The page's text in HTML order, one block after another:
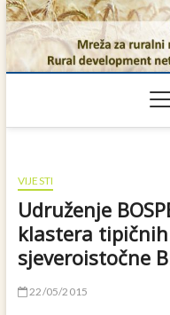
Skip
to
content
VIJESTI
Udruženje
klastera
sjeveroistočne
22/05/2015